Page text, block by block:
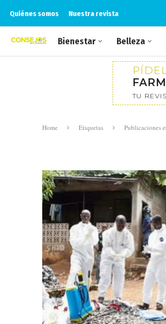
Quiénes somos Nuestra revista
Bienestar Belleza
TU
Home Etiquetas Publicaciones